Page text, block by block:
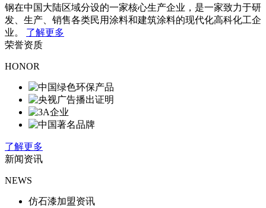
钢在中国大陆区域分设的一家核心生产企业，是一家致力于研
发、生产、销售各类民用涂料和建筑涂料的现代化高科化工企
业。 了解更多
荣誉资质
HONOR
了解更多
新闻资讯
NEWS
仿石漆加盟资讯